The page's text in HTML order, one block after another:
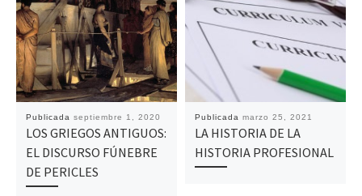
Publicada septiembre 1, 2020
LOS GRIEGOS ANTIGUOS:
EL DISCURSO FÚNEBRE
DE PERICLES
Publicada marzo 25, 2021
LA HISTORIA DE LA
HISTORIA PROFESIONAL